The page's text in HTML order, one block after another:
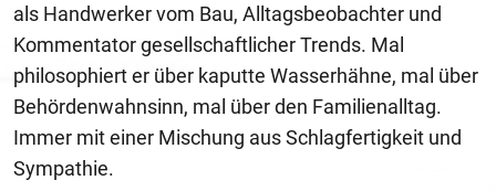
als Handwerker vom Bau, Alltagsbeobachter und
Kommentator gesellschaftlicher Trends. Mal
philosophiert er über kaputte Wasserhähne, mal über
Behördenwahnsinn, mal über den Familienalltag.
Immer mit einer Mischung aus Schlagfertigkeit und
Sympathie.